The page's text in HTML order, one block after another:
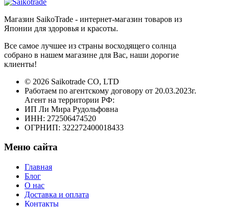
Магазин SaikoTrade - интернет-магазин товаров из
Японии для здоровья и красоты.
Все самое лучшее из страны восходящего солнца
собрано в нашем магазине для Вас, наши дорогие
клиенты!
© 2026 Saikotrade CO, LTD
Работаем по агентскому договору от 20.03.2023г.
Агент на территории РФ:
ИП Ли Мира Рудольфовна
ИНН: 272506474520
ОГРНИП: 322272400018433
Меню сайта
Главная
Блог
О нас
Доставка и оплата
Контакты